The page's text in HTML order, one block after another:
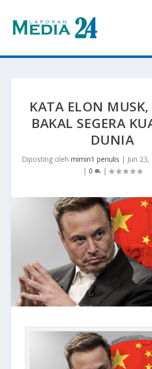
KATA ELON
BAKAL SEGERA
DUNIA
Diposting oleh mimin1 penulis | Jun
| 0 |